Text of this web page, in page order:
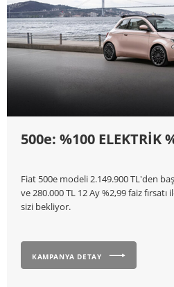
500e: %100 ELEKTRİK
Fiat 500e modeli 2.149.900 TL'den
ve 280.000 TL 12 Ay %2,99 faiz fırsatı
sizi bekliyor.
KAMPANYA DETAY